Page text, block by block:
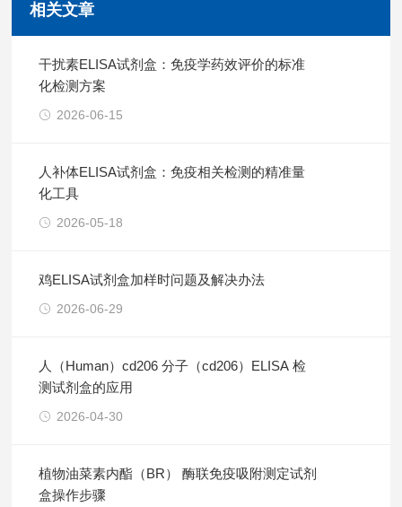
相关文章
干扰素ELISA试剂盒：免疫学药效评价的标准
化检测方案
2026-06-15
人补体ELISA试剂盒：免疫相关检测的精准量
化工具
2026-05-18
鸡ELISA试剂盒加样时问题及解决办法
2026-06-29
人（Human）cd206 分子（cd206）ELISA 检
测试剂盒的应用
2026-04-30
植物油菜素内酯（BR） 酶联免疫吸附测定试剂
盒操作步骤